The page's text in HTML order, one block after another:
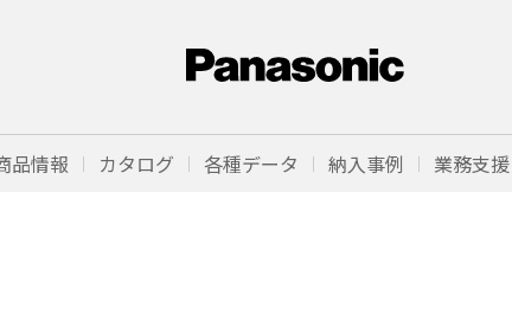
品情報 カタログ 各種データ 納入事例 業務支援